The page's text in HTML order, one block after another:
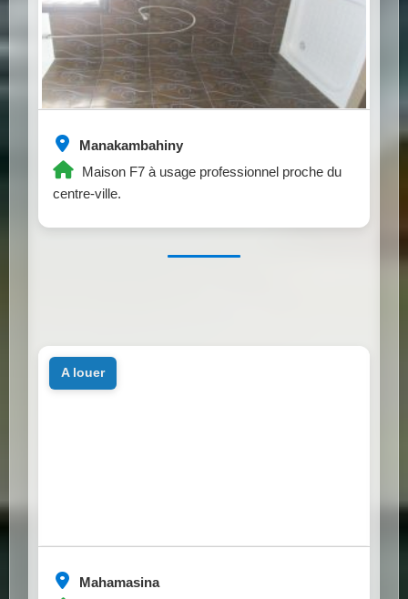
Manakambahiny
Maison F7 à usage professionnel proche du
centre-ville.
Mahamasina
a louer